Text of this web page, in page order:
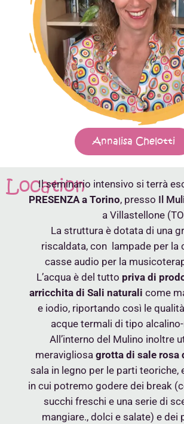
Annalisa Chelotti
Location
Il seminario intensivo si terrà
PRESENZA a Torino, presso Il
a Villastellone
La struttura è dotata di una
riscaldata, con lampade per la
casse audio per la
L’acqua è del tutto priva di
arricchita di Sali naturali come
e iodio, riportando così le
acque termali di tipo
All’interno del Mulino inoltre
meravigliosa grotta di sale rosa
sala in legno per le parti teoriche,
in cui potremo godere dei break
succhi freschi e una serie di
mangiare., dolci e salate) e dei